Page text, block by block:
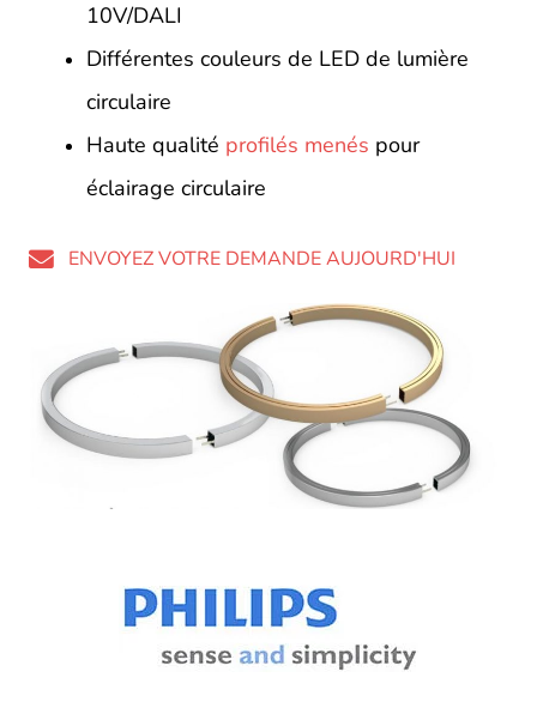
10V/DALI
Différentes couleurs de LED de lumière
circulaire
Haute qualité profilés menés pour
éclairage circulaire
ENVOYEZ VOTRE DEMANDE AUJOURD'HUI